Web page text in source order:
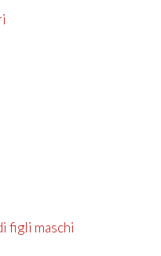
figli maschi